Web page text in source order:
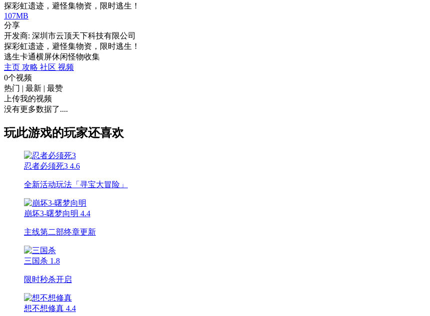
探彩虹遗迹，避怪集物资，限时逃生！
107MB
分享
开发商: 深圳市云顶天下科技有限公司
探彩虹遗迹，避怪集物资，限时逃生！
逃生卡通横屏休闲怪物收集
主页 攻略 社区 视频
0个视频
热门 | 最新 | 最赞
上传我的视频
没有更多数据了....
玩此游戏的玩家还喜欢
忍者必须死3 4.6
全新活动玩法「寻宝大冒险」
崩坏3-曙梦向明 4.4
主线第二部终章更新
三国杀 1.8
限时秒杀开启
想不想修真 4.4